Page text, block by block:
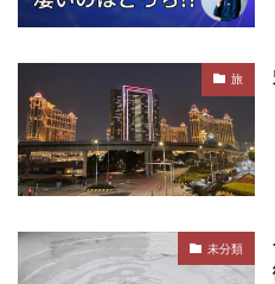
旅
未分類